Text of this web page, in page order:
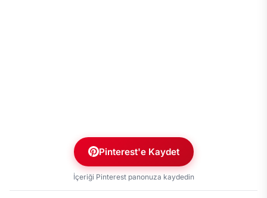
Pinterest'e Kaydet
İçeriği Pinterest panonuza kaydedin